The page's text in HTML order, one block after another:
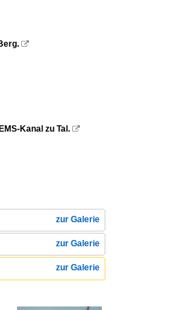

Kanal zu Tal. 
zur Galerie
zur Galerie
zur Galerie